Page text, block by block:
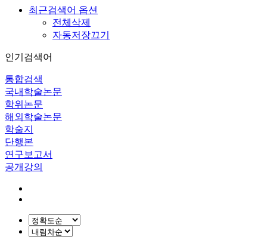
최근검색어 옵션
전체삭제
자동저장끄기
인기검색어
통합검색
국내학술논문
학위논문
해외학술논문
학술지
단행본
연구보고서
공개강의